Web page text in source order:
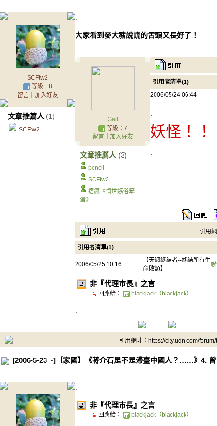
SCFtw2
等級：8
留言｜ 加入好友
文章推薦人 (1)
SCFtw2
.
大家看到麥大豬說謊的舌頭又長好了！
Gail
等級：7
留言｜ 加入好友
文章推薦人 (3)
pencil
SCFtw2
痞瘋《憤世嫉俗笨
蛋》
引用者清單(1)
2006/05/24 06:44
.
妖怪！！
.
引用
引用者清單(1)
2006/05/25 10:16
【天網終結者--終結所有生
命敗類】
非『代理市長』之言
回應給： blackjack（blackjack）
.
引用網址：https://city.udn.com/
[2006-5-23 ~]【家國】《蔣介石是不是滯臺中國人？……》4.
.
非『代理市長』之言
回應給： blackjack（blackjack）